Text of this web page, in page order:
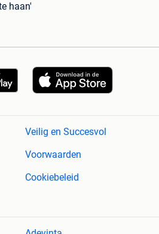
haan'
Veilig en Succesvol
Voorwaarden
Cookiebeleid